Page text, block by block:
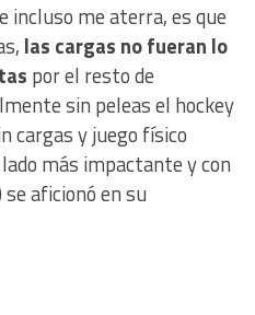
incluso me aterra, es que
las cargas no fueran lo
por el resto de
sin peleas el hockey
cargas y juego físico
más impactante y con
aficionó en su